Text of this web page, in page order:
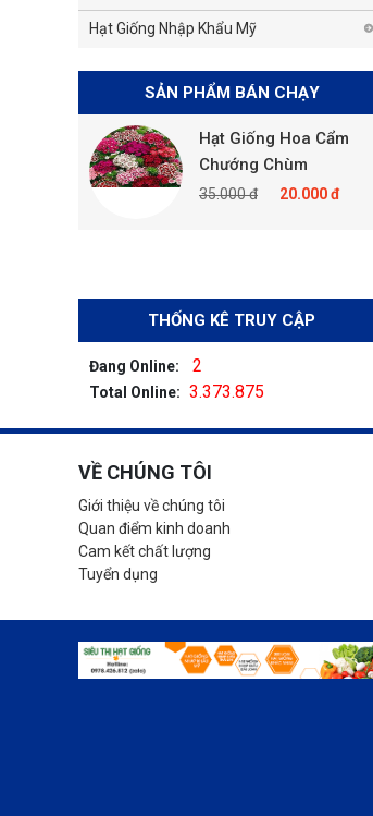
Hạt Giống Nhập Khẩu Mỹ
SẢN PHẨM BÁN CHẠY
Hạt Giống Hoa Cẩm
Chướng Chùm
35.000 đ 20.000 đ
THỐNG KÊ TRUY CẬP
Đang Online: 2
Total Online: 3.373.875
VỀ CHÚNG TÔI
Giới thiệu về chúng tôi
Quan điểm kinh doanh
Cam kết chất lượng
Tuyển dụng